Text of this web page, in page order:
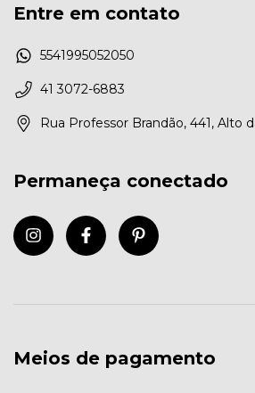
Entre em contato
5541995052050
41 3072-6883
Rua Professor Brandão, 441, Alto
Permaneça conectado
Meios de pagamento